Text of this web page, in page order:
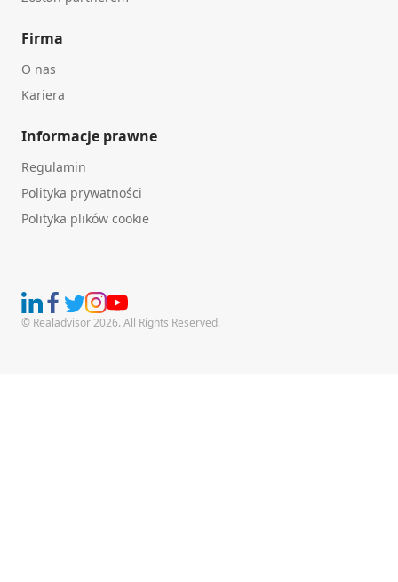
Firma
O nas
Kariera
Informacje prawne
Regulamin
Polityka prywatności
Polityka plików cookie
© Realadvisor 2026. All Rights Reserved.